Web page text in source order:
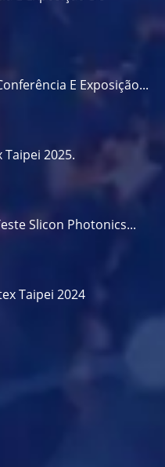
E Exposição...
2025.
Slicon Photonics...
Taipei 2024